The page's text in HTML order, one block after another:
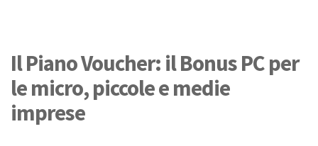
Il Piano Voucher: il Bonus PC per
le micro, piccole e medie
imprese